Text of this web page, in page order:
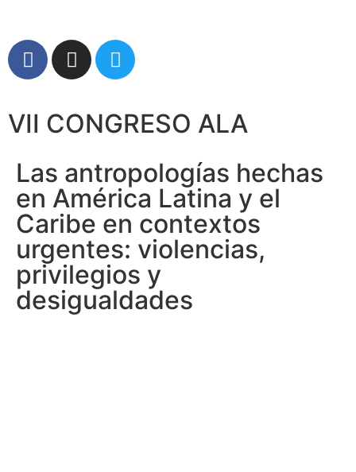
VII CONGRESO ALA
Las antropologías hechas
en América Latina y el
Caribe en contextos
urgentes: violencias,
privilegios y
desigualdades